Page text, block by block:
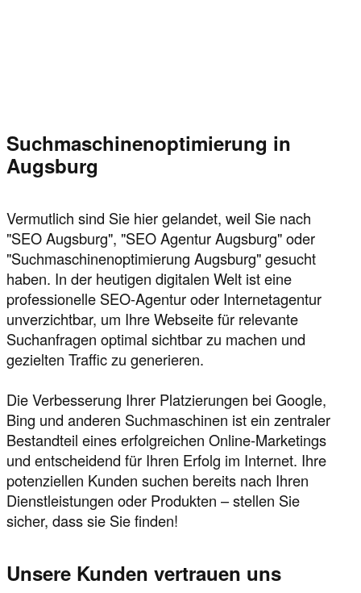
Suchmaschinenoptimierung in
Augsburg
Vermutlich sind Sie hier gelandet, weil Sie nach
"SEO Augsburg", "SEO Agentur Augsburg" oder
"Suchmaschinenoptimierung Augsburg" gesucht
haben. In der heutigen digitalen Welt ist eine
professionelle SEO-Agentur oder Internetagentur
unverzichtbar, um Ihre Webseite für relevante
Suchanfragen optimal sichtbar zu machen und
gezielten Traffic zu generieren.
Die Verbesserung Ihrer Platzierungen bei Google,
Bing und anderen Suchmaschinen ist ein zentraler
Bestandteil eines erfolgreichen Online-Marketings
und entscheidend für Ihren Erfolg im Internet. Ihre
potenziellen Kunden suchen bereits nach Ihren
Dienstleistungen oder Produkten – stellen Sie
sicher, dass sie Sie finden!
Unsere Kunden vertrauen uns